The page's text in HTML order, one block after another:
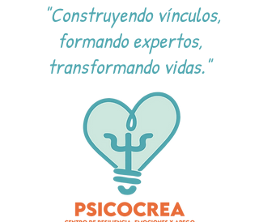
"Construyendo vínculos,
formando expertos,
transformando vidas."